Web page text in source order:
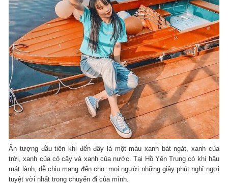
Ấn tượng đầu tiên khi đến đây là một màu xanh bát ngát, xanh của
trời, xanh của cỏ cây và xanh của nước. Tại Hồ Yên Trung có khí hậu
mát lành, dễ chịu mang đến cho mọi người những giây phút nghỉ ngơi
tuyệt vời nhất trong chuyến đi của mình.